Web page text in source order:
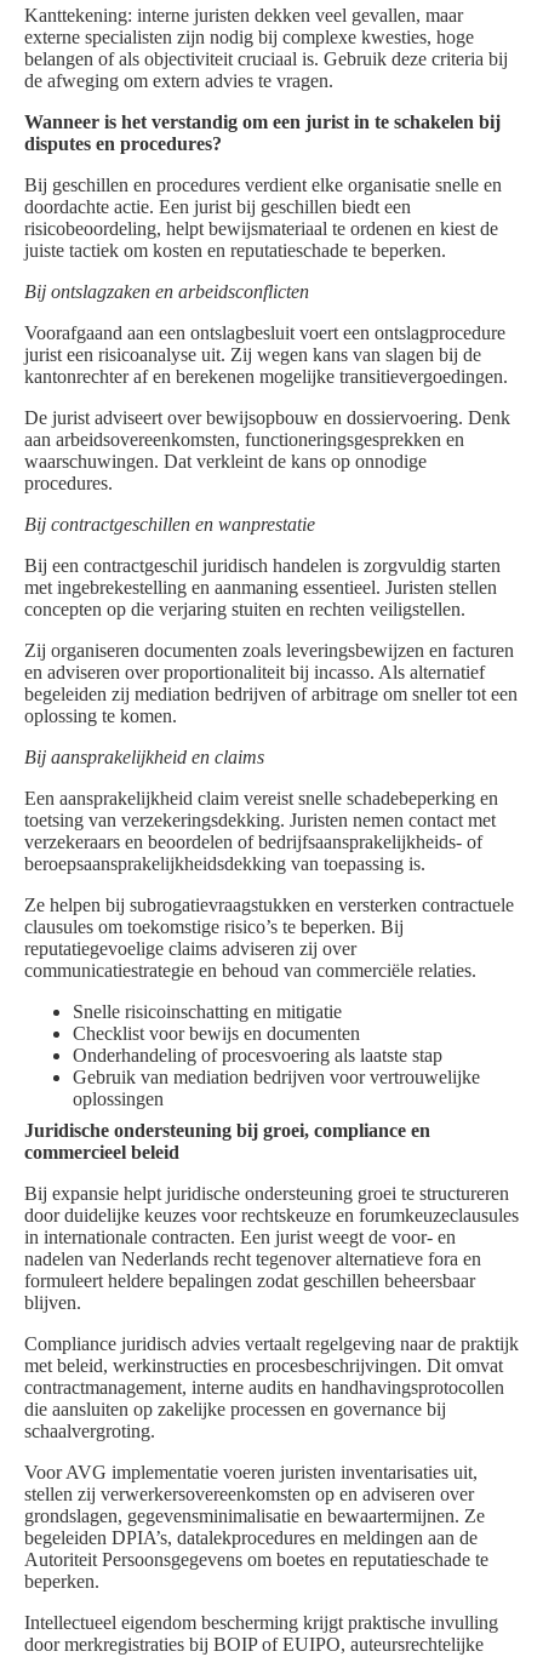
Kanttekening: interne juristen dekken veel gevallen, maar
externe specialisten zijn nodig bij complexe kwesties, hoge
belangen of als objectiviteit cruciaal is. Gebruik deze criteria bij
de afweging om extern advies te vragen.
Wanneer is het verstandig om een jurist in te schakelen bij
disputes en procedures?
Bij geschillen en procedures verdient elke organisatie snelle en
doordachte actie. Een jurist bij geschillen biedt een
risicobeoordeling, helpt bewijsmateriaal te ordenen en kiest de
juiste tactiek om kosten en reputatieschade te beperken.
Bij ontslagzaken en arbeidsconflicten
Voorafgaand aan een ontslagbesluit voert een ontslagprocedure
jurist een risicoanalyse uit. Zij wegen kans van slagen bij de
kantonrechter af en berekenen mogelijke transitievergoedingen.
De jurist adviseert over bewijsopbouw en dossiervoering. Denk
aan arbeidsovereenkomsten, functioneringsgesprekken en
waarschuwingen. Dat verkleint de kans op onnodige
procedures.
Bij contractgeschillen en wanprestatie
Bij een contractgeschil juridisch handelen is zorgvuldig starten
met ingebrekestelling en aanmaning essentieel. Juristen stellen
concepten op die verjaring stuiten en rechten veiligstellen.
Zij organiseren documenten zoals leveringsbewijzen en facturen
en adviseren over proportionaliteit bij incasso. Als alternatief
begeleiden zij mediation bedrijven of arbitrage om sneller tot een
oplossing te komen.
Bij aansprakelijkheid en claims
Een aansprakelijkheid claim vereist snelle schadebeperking en
toetsing van verzekeringsdekking. Juristen nemen contact met
verzekeraars en beoordelen of bedrijfsaansprakelijkheids- of
beroepsaansprakelijkheidsdekking van toepassing is.
Ze helpen bij subrogatievraagstukken en versterken contractuele
clausules om toekomstige risico’s te beperken. Bij
reputatiegevoelige claims adviseren zij over
communicatiestrategie en behoud van commerciële relaties.
Snelle risicoinschatting en mitigatie
Checklist voor bewijs en documenten
Onderhandeling of procesvoering als laatste stap
Gebruik van mediation bedrijven voor vertrouwelijke
oplossingen
Juridische ondersteuning bij groei, compliance en
commercieel beleid
Bij expansie helpt juridische ondersteuning groei te structureren
door duidelijke keuzes voor rechtskeuze en forumkeuzeclausules
in internationale contracten. Een jurist weegt de voor- en
nadelen van Nederlands recht tegenover alternatieve fora en
formuleert heldere bepalingen zodat geschillen beheersbaar
blijven.
Compliance juridisch advies vertaalt regelgeving naar de praktijk
met beleid, werkinstructies en procesbeschrijvingen. Dit omvat
contractmanagement, interne audits en handhavingsprotocollen
die aansluiten op zakelijke processen en governance bij
schaalvergroting.
Voor AVG implementatie voeren juristen inventarisaties uit,
stellen zij verwerkersovereenkomsten op en adviseren over
grondslagen, gegevensminimalisatie en bewaartermijnen. Ze
begeleiden DPIA’s, datalekprocedures en meldingen aan de
Autoriteit Persoonsgegevens om boetes en reputatieschade te
beperken.
Intellectueel eigendom bescherming krijgt praktische invulling
door merkregistraties bij BOIP of EUIPO, auteursrechtelijke